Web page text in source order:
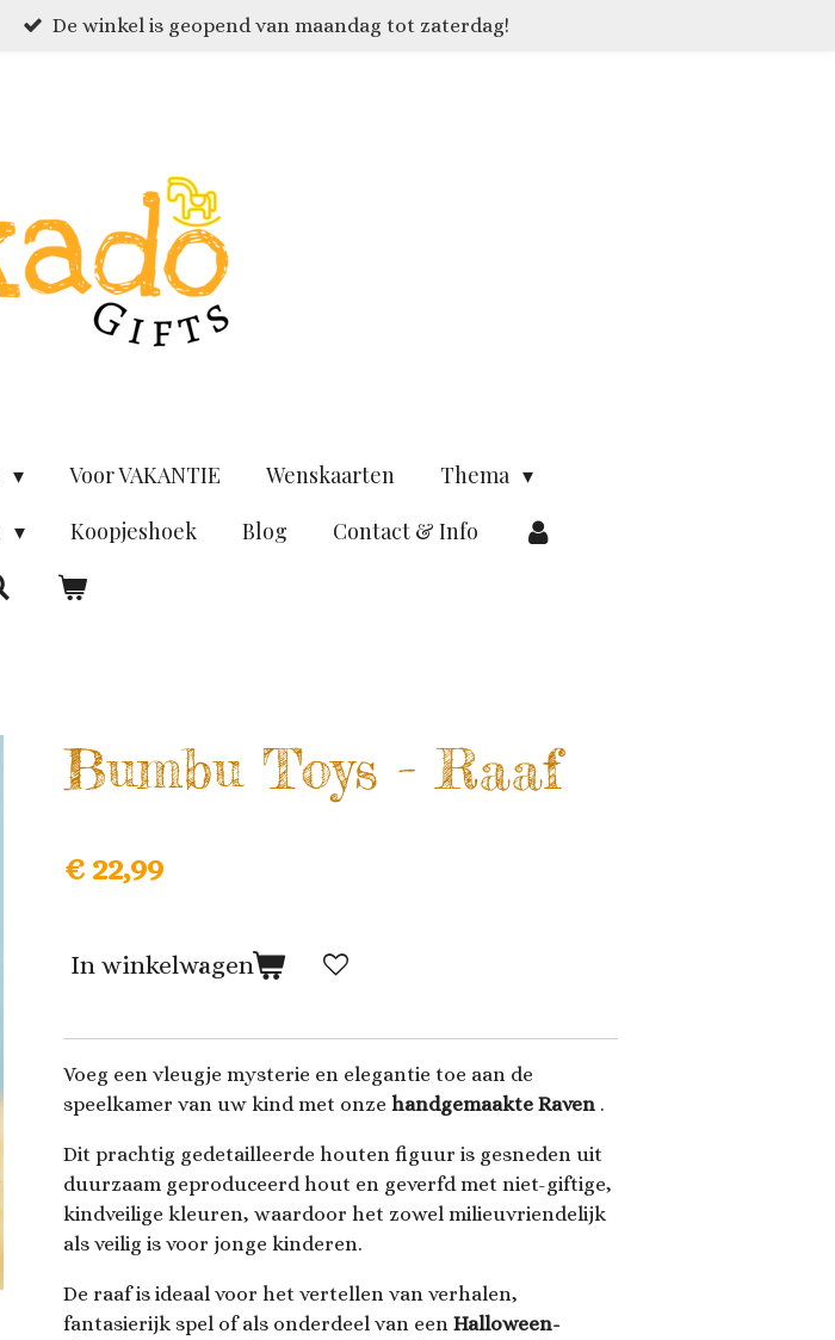
De winkel is geopend van maandag tot zaterdag!
Voor VAKANTIE Wenskaarten
Thema
Koopjeshoek Blog Contact & Info
Bumbu Toys - Raaf
€ 22,99
In winkelwagen
Voeg een vleugje mysterie en elegantie toe aan de
speelkamer van uw kind met onze handgemaakte Raven .
Dit prachtig gedetailleerde houten figuur is gesneden uit
duurzaam geproduceerd hout en geverfd met niet-giftige,
kindveilige kleuren, waardoor het zowel milieuvriendelijk
als veilig is voor jonge kinderen.
De raaf is ideaal voor het vertellen van verhalen,
fantasierijk spel of als onderdeel van een Halloween-